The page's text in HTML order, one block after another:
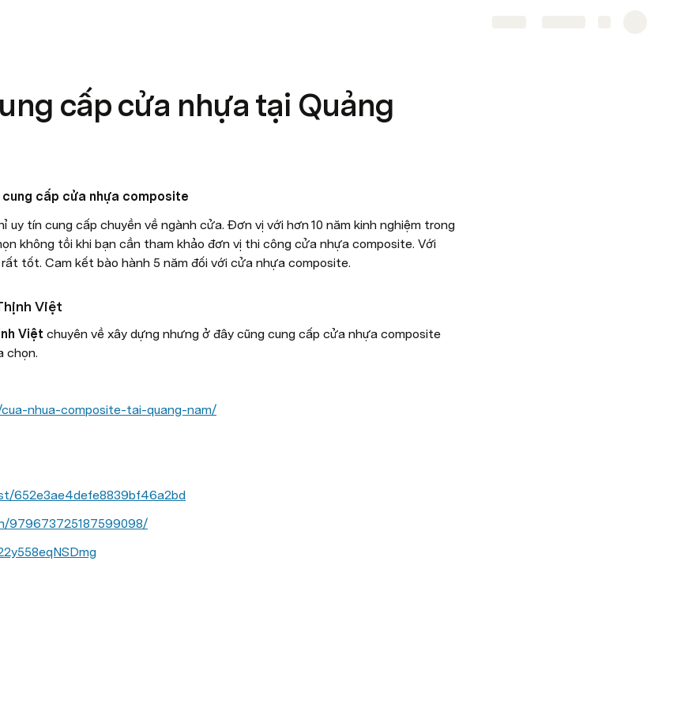
cấp cửa nhựa tại Quảng
cung cấp cửa nhựa composite
uy tín cung cấp chuyền về ngành cửa. Đơn vị với hơn 10 năm kinh nghiệm trong
không tồi khi bạn cần tham khảo đơn vị thi công cửa nhựa composite. Với
tốt. Cam kết bào hành 5 năm đối với cửa nhựa composite.
Việt
Việt chuyên về xây dựng nhưng ở đây cũng cung cấp cửa nhựa composite
chọn.
nhua-composite-tai-quang-nam/
652e3ae4defe8839bf46a2bd
979673725187599098/